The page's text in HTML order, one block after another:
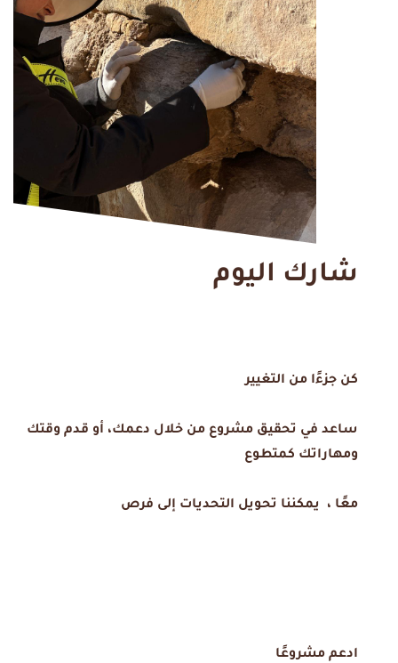
شارك اليوم
كن جزءًا من التغيير
ساعد في تحقيق مشروع من خلال دعمك، أو قدم وقتك
ومهاراتك كمتطوع
معًا ، يمكننا تحويل التحديات إلى فرص
ادعم مشروعًا